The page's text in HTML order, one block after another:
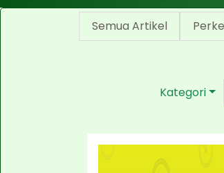
Semua Artikel
Kategori